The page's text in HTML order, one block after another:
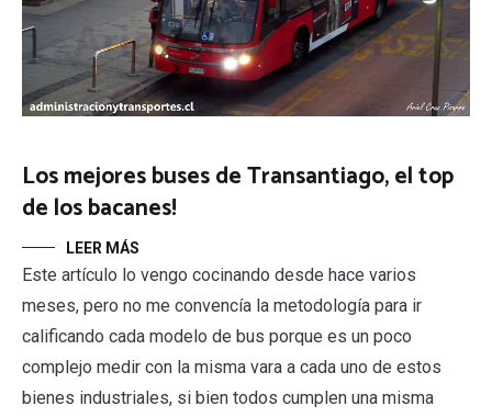
Los mejores buses de Transantiago, el top
de los bacanes!
LEER MÁS
Este artículo lo vengo cocinando desde hace varios
meses, pero no me convencía la metodología para ir
calificando cada modelo de bus porque es un poco
complejo medir con la misma vara a cada uno de estos
bienes industriales, si bien todos cumplen una misma